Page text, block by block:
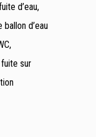
d’eau,
d’eau
fuite sur